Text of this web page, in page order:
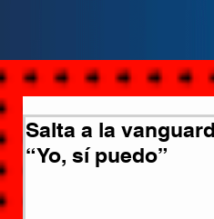
Salta a la
“Yo, sí puedo”